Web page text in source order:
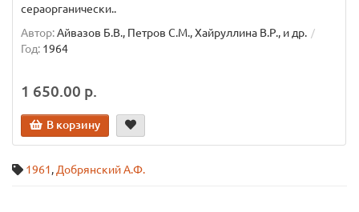
сераорганически..
Автор:Айвазов Б.В., Петров С.М., Хайруллина В.Р., и др.
Год: 1964
1 650.00 р.
В корзину
1961, Добрянский А.Ф.